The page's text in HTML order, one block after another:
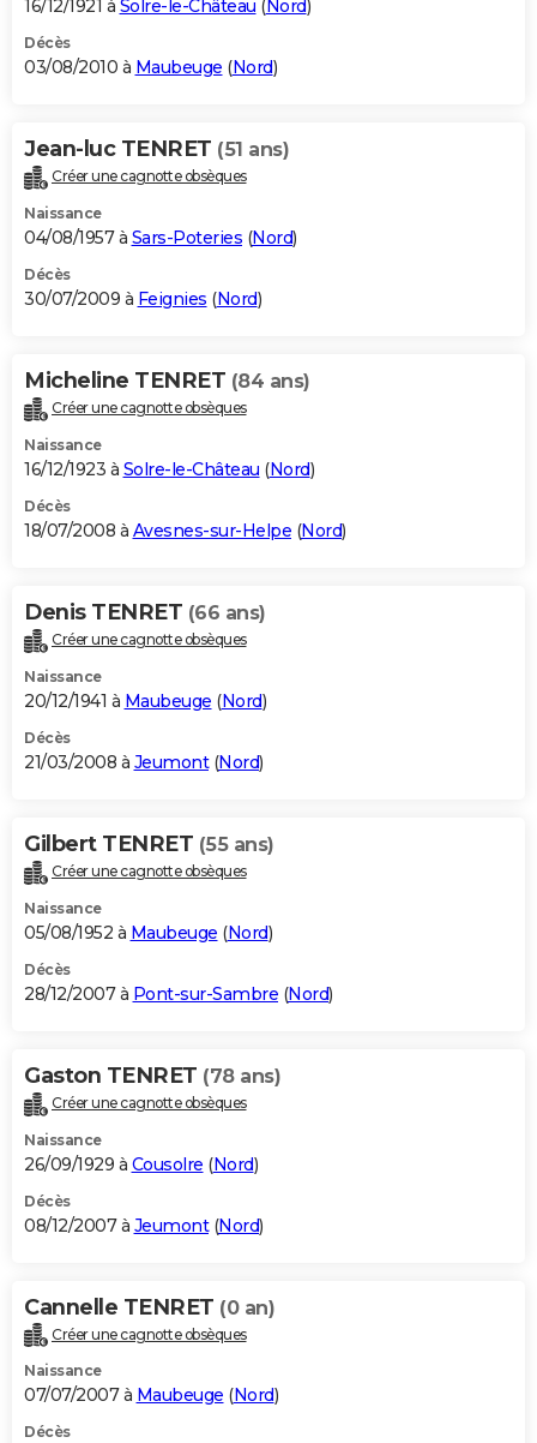
16/12/1921 à Solre-le-Château ( Nord)
Décès
03/08/2010 à Maubeuge (Nord)
Jean-luc TENRET (51 ans)
Créer une cagnotte obsèques
Naissance
04/08/1957 à Sars-Poteries (Nord)
Décès
30/07/2009 à Feignies (Nord)
Micheline TENRET (84 ans)
Créer une cagnotte obsèques
Naissance
16/12/1923 à Solre-le-Château (Nord)
Décès
18/07/2008 à Avesnes-sur-Helpe (Nord)
Denis TENRET (66 ans)
Créer une cagnotte obsèques
Naissance
20/12/1941 à Maubeuge (Nord)
Décès
21/03/2008 à Jeumont(Nord)
Gilbert TENRET (55 ans)
Créer une cagnotte obsèques
Naissance
05/08/1952 à Maubeuge (Nord)
Décès
28/12/2007 à Pont-sur-Sambre (Nord)
Gaston TENRET (78 ans)
Créer une cagnotte obsèques
Naissance
26/09/1929 à Cousolre (Nord)
Décès
08/12/2007 à Jeumont(Nord)
Cannelle TENRET (0 an)
Créer une cagnotte obsèques
Naissance
07/07/2007 à Maubeuge (Nord)
Décès